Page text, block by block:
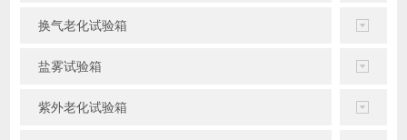
换气老化试验箱
盐雾试验箱
紫外老化试验箱